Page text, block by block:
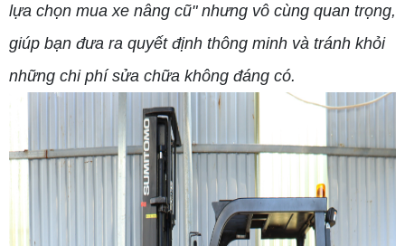
lựa chọn mua xe nâng cũ" nhưng vô cùng quan trọng,
giúp bạn đưa ra quyết định thông minh và tránh khỏi
những chi phí sửa chữa không đáng có.